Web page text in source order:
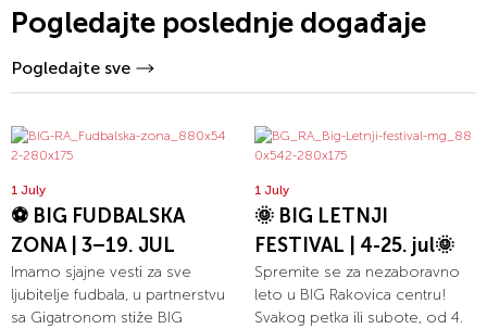
Pogledajte poslednje događaje
Pogledajte sve
1 July
⚽ BIG FUDBALSKA
ZONA | 3–19. JUL
Imamo sjajne vesti za sve
ljubitelje fudbala, u partnerstvu
sa Gigatronom stiže BIG
1 July
🌞 BIG LETNJI
FESTIVAL | 4-25. jul🌞
Spremite se za nezaboravno
leto u BIG Rakovica centru!
Svakog petka ili subote, od 4.